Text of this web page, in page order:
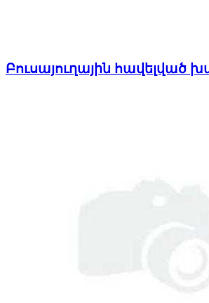
Բուսայուղային հավելված